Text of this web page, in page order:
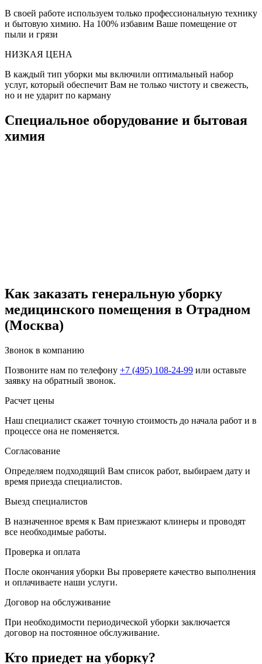
В своей работе используем только профессиональную технику
и бытовую химию. На 100% избавим Ваше помещение от
пыли и грязи
НИЗКАЯ ЦЕНА
В каждый тип уборки мы включили оптимальный набор
услуг, который обеспечит Вам не только чистоту и свежесть,
но и не ударит по карману
Специальное оборудование и бытовая
химия
Как заказать генеральную уборку
медицинского помещения в Отрадном
(Москва)
Звонок в компанию
Позвоните нам по телефону +7 (495) 108-24-99 или оставьте
заявку на обратный звонок.
Расчет цены
Наш специалист скажет точную стоимость до начала работ и в
процессе она не поменяется.
Согласование
Определяем подходящий Вам список работ, выбираем дату и
время приезда специалистов.
Выезд специалистов
В назначенное время к Вам приезжают клинеры и проводят
все необходимые работы.
Проверка и оплата
После окончания уборки Вы проверяете качество выполнения
и оплачиваете наши услуги.
Договор на обслуживание
При необходимости периодической уборки заключается
договор на постоянное обслуживание.
Кто приедет на уборку?